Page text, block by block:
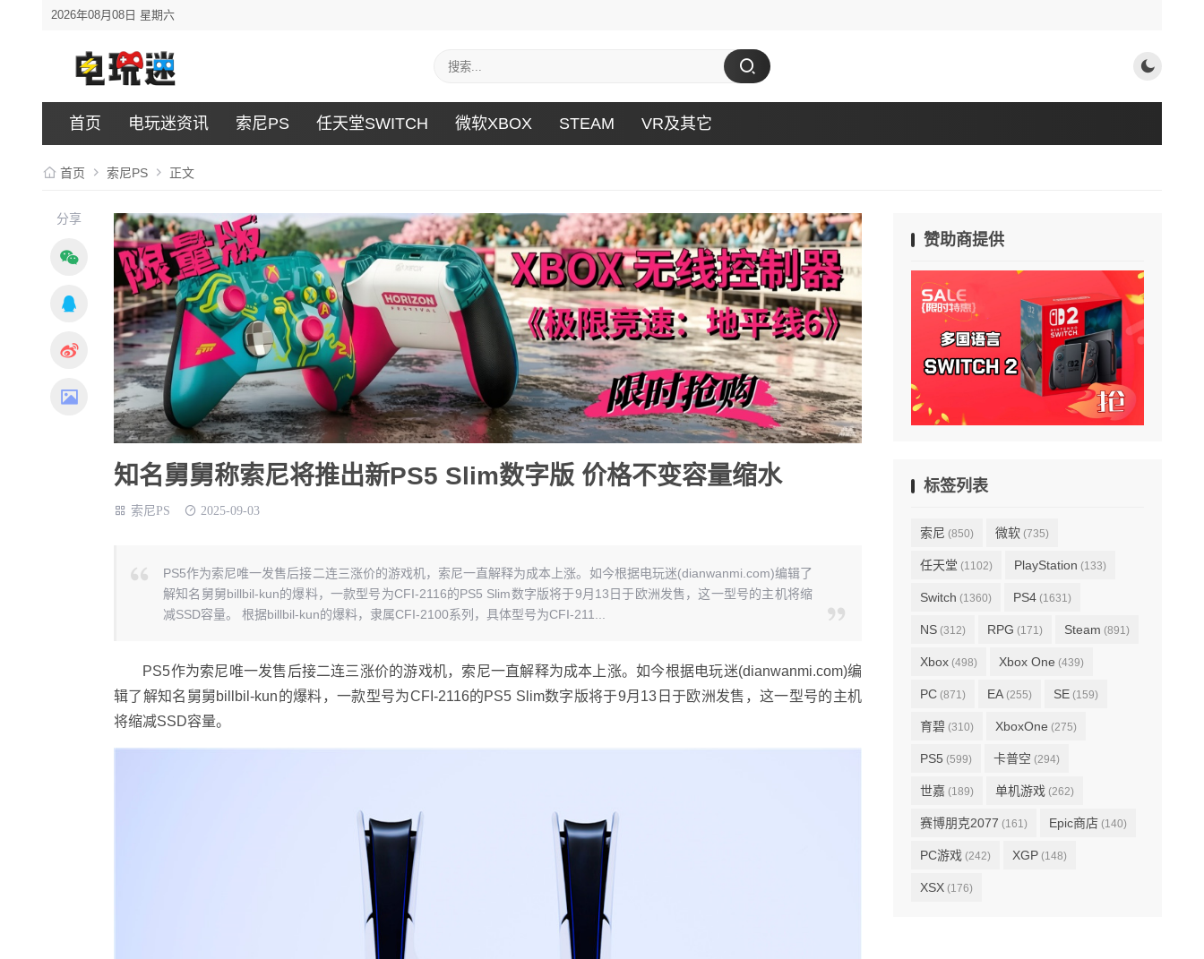
2026年08月08日 星期六
首页 电玩迷资讯 索尼PS 任天堂SWITCH 微软XBOX STEAM VR及其它
首页 索尼PS 正文
分享
知名舅舅称索尼将推出新PS5 Slim数字版 价格不变容量缩水
索尼PS 2025-09-03
PS5作为索尼唯一发售后接二连三涨价的游戏机，索尼一直解释为成本上涨。如今根据电玩迷(dianwanmi.com)编辑了
解知名舅舅billbil-kun的爆料，一款型号为CFI-2116的PS5 Slim数字版将于9月13日于欧洲发售，这一型号的主机将缩
减SSD容量。 根据billbil-kun的爆料，隶属CFI-2100系列，具体型号为CFI-211...
PS5作为索尼唯一发售后接二连三涨价的游戏机，索尼一直解释为成本上涨。如今根据电玩迷(dianwanmi.com)编
辑了解知名舅舅billbil-kun的爆料，一款型号为CFI-2116的PS5 Slim数字版将于9月13日于欧洲发售，这一型号的主机
将缩减SSD容量。
赞助商提供
标签列表
索尼 (850) 微软 (735)
任天堂 (1102) PlayStation (133)
Switch (1360) PS4 (1631)
NS (312) RPG (171) Steam (891)
Xbox (498) Xbox One (439)
PC (871) EA (255) SE (159)
育碧 (310) XboxOne (275)
PS5 (599) 卡普空 (294)
世嘉 (189) 单机游戏 (262)
赛博朋克2077 (161) Epic商店 (140)
PC游戏 (242) XGP (148)
XSX (176)